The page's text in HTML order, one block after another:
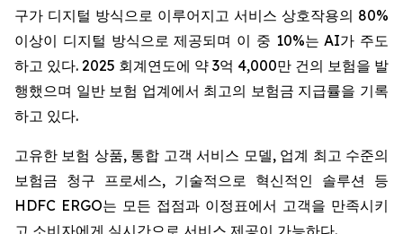
구가 디지털 방식으로 이루어지고 서비스 상호작용의 80%
이상이 디지털 방식으로 제공되며 이 중 10%는 AI가 주도
하고 있다. 2025 회계연도에 약 3억 4,000만 건의 보험을 발
행했으며 일반 보험 업계에서 최고의 보험금 지급률을 기록
하고 있다.
고유한 보험 상품, 통합 고객 서비스 모델, 업계 최고 수준의
보험금 청구 프로세스, 기술적으로 혁신적인 솔루션 등
HDFC ERGO는 모든 접점과 이정표에서 고객을 만족시키
고 소비자에게 실시간으로 서비스 제공이 가능하다.